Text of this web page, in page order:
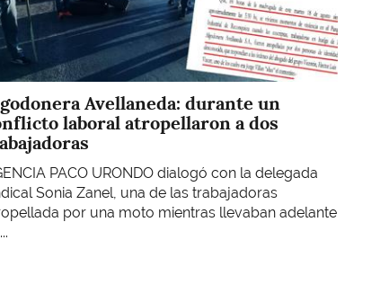
Avellaneda: durante un
laboral atropellaron a dos
PACO URONDO dialogó con la delegada
Sonia Zanel, una de las trabajadoras
por una moto mientras llevaban adelante